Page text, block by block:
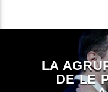
LA
DE LE